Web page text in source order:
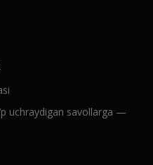
uchraydigan savollarga —